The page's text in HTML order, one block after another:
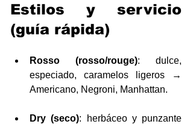
Estilos y servicio
(guía rápida)
Rosso (rosso/rouge): dulce,
especiado, caramelos ligeros →
Americano, Negroni, Manhattan.
Dry (seco): herbáceo y punzante